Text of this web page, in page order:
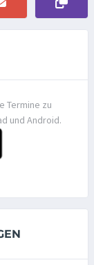
Termine zu
und Android.